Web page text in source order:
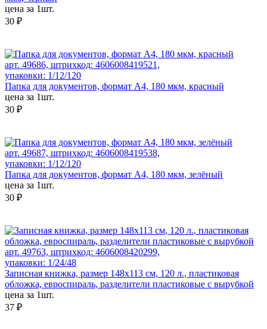
цена за 1шт.
30 ₽
арт. 49686, штрихкод: 4606008419521,
упаковки: 1/12/120
Папка для документов, формат А4, 180 мкм, красный
цена за 1шт.
30 ₽
арт. 49687, штрихкод: 4606008419538,
упаковки: 1/12/120
Папка для документов, формат А4, 180 мкм, зелёный
цена за 1шт.
30 ₽
арт. 49763, штрихкод: 4606008420299,
упаковки: 1/24/48
Записная книжка, размер 148х113 см, 120 л., пластиковая
обложка, евроспираль, разделители пластиковые с вырубкой
цена за 1шт.
37 ₽